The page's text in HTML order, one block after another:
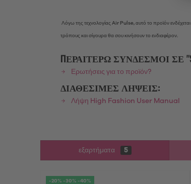
Λόγω της τεχνολογίας Air Pulse, αυτό το προϊόν ενδέχεται
τρόπους και σίγουρα θα σου κινήσουν το ενδιαφέρον.
ΠΕΡΑΙΤΈΡΩ ΣΎΝΔΕΣΜΟΙ ΣΕ
Ερωτήσεις για το προϊόν?
ΔΙΑΘΈΣΙΜΕΣ ΛΉΨΕΙΣ:
Λήψη High Fashion User Manual
εξαρτήματα 5
-20% -30% -40%